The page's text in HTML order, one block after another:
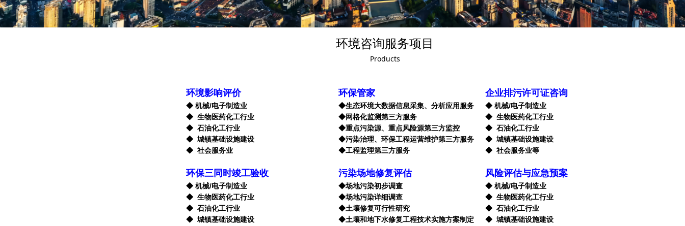
环境咨询服务项目
Products
环境影响评价
◆ 机械/电子制造业
◆ 生物医药化工行业
◆ 石油化工行业
◆ 城镇基础设施建设
◆ 社会服务业
环保三同时竣工验收
◆ 机械/电子制造业
◆ 生物医药化工行业
◆ 石油化工行业
◆ 城镇基础设施建设
企业排污许可证咨询
◆ 机械/电子制造业
◆ 生物医药化工行业
◆ 石油化工行业
◆ 城镇基础设施建设
◆ 社会服务业等
环保管家
◆生态环境大数据信息采集、分析应用服务
◆网格化监测第三方服务
◆重点污染源、重点风险源第三方监控
◆污染治理、环保工程运营维护第三方服务
◆工程监理第三方服务
污染场地修复评估
◆场地污染初步调查
◆场地污染详细调查
◆土壤修复可行性研究
◆土壤和地下水修复工程技术实施方案制定
风险评估与应急预案
◆ 机械/电子制造业
◆ 生物医药化工行业
◆ 石油化工行业
◆ 城镇基础设施建设